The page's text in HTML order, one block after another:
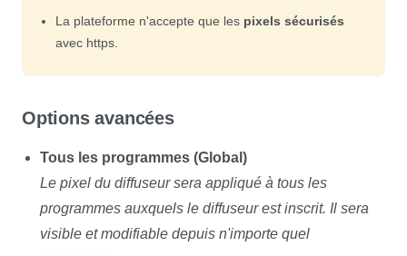
La plateforme n'accepte que les pixels sécurisés
avec https.
Options avancées
Tous les programmes (Global)
Le pixel du diffuseur sera appliqué à tous les
programmes auxquels le diffuseur est inscrit. Il sera
visible et modifiable depuis n'importe quel